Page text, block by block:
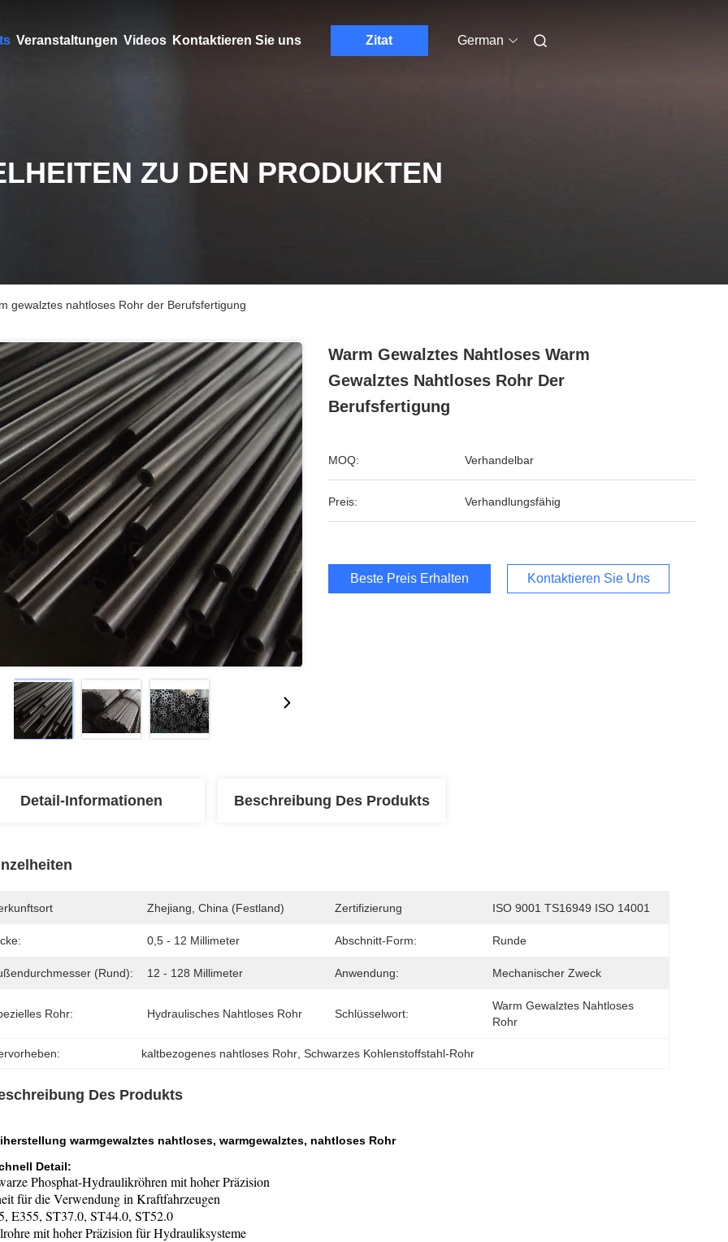
Veranstaltungen Videos Kontaktieren Sie uns Zitat German
ZU DEN PRODUKTEN
gewalztes nahtloses Rohr der Berufsfertigung
Warm Gewalztes Nahtloses Warm
Gewalztes Nahtloses Rohr Der
Berufsfertigung
MOQ: Verhandelbar
Preis: Verhandlungsfähig
Beste Preis Erhalten Kontaktieren Sie Uns
Detail-Informationen Beschreibung Des Produkts
Zhejiang, China (Festland) Zertifizierung ISO 9001 TS16949 ISO 14001
0,5 - 12 Millimeter Abschnitt-Form: Runde
(rund): 12 - 128 Millimeter Anwendung: Mechanischer Zweck
Rohr: Hydraulisches Nahtloses Rohr Schlüsselwort:
Warm Gewalztes Nahtloses
Rohr
kaltbezogenes nahtloses Rohr , Schwarzes Kohlenstoffstahl-Rohr
Des Produkts
warmgewalztes nahtloses, warmgewalztes, nahtloses Rohr
Detail:
Phosphat-Hydraulikröhren mit hoher Präzision
für die Verwendung in Kraftfahrzeugen
E355, ST37.0, ST44.0, ST52.0
mit hoher Präzision für Hydrauliksysteme